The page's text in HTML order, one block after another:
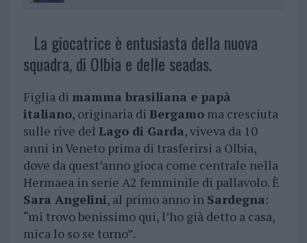
La giocatrice è entusiasta della nuova
squadra, di Olbia e delle seadas.
Figlia di mamma brasiliana e papà
italiano, originaria di Bergamoma cresciuta
sulle rive del Lago di Garda, viveva da 10
anni in Veneto prima di trasferirsi a Olbia,
dove da quest’anno gioca come centrale nella
Hermaea in serie A2 femminile di pallavolo. È
Sara Angelini, al primo anno in Sardegna:
“mi trovo benissimo qui, l’ho già detto a casa,
mica lo so se torno”.